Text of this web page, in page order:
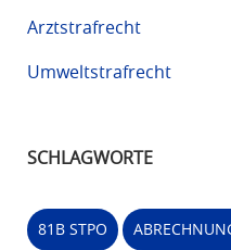
Arztstrafrecht
Umweltstrafrecht
SCHLAGWORTE
81B STPO